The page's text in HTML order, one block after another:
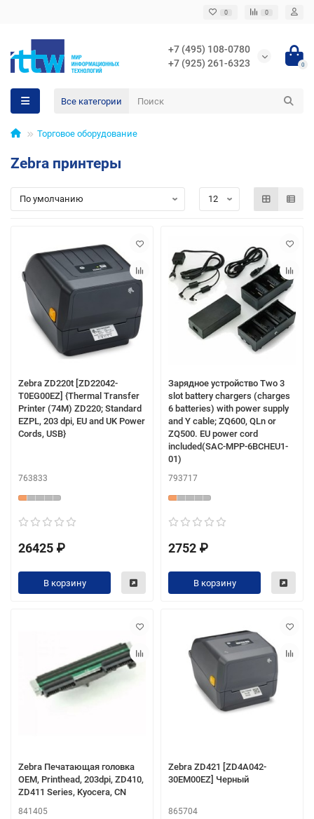
0 0
+7 (495) 108-0780
+7 (925) 261-6323
0
Все категории
Торговое оборудование
Zebra принтеры
Zebra ZD220t [ZD22042-
T0EG00EZ] {Thermal Transfer
Printer (74M) ZD220; Standard
EZPL, 203 dpi, EU and UK Power
Cords, USB}
763833
26425 ₽
В корзину
Зарядное устройство Two 3
slot battery chargers (charges
6 batteries) with power supply
and Y cable; ZQ600, QLn or
ZQ500. EU power cord
included(SAC-MPP-6BCHEU1-
01)
793717
2752 ₽
В корзину
Zebra Печатающая головка
OEM, Printhead, 203dpi, ZD410,
ZD411 Series, Kyocera, CN
841405
Zebra ZD421 [ZD4A042-
30EM00EZ] Черный
865704